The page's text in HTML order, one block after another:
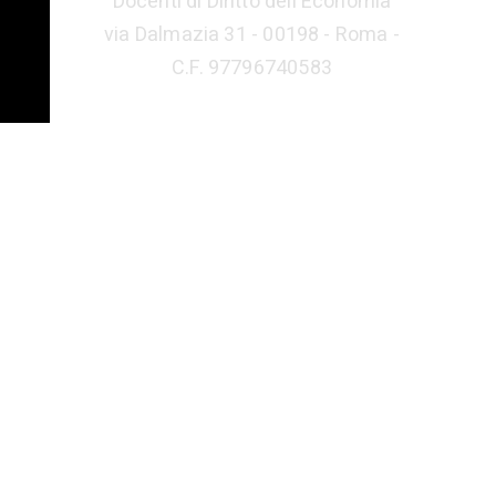
via Dalmazia 31 - 00198 - Roma -
C.F. 97796740583